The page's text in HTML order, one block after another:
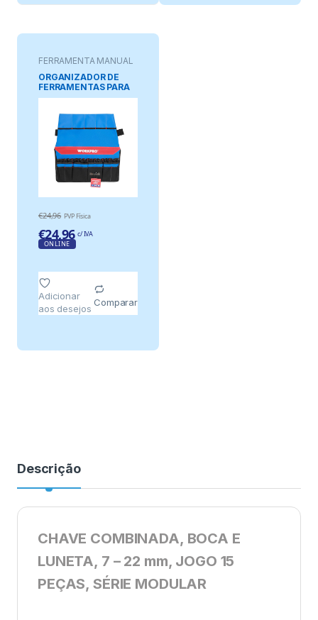
FERRAMENTA MANUAL
ORGANIZADOR DE
FERRAMENTAS PARA
BALDE DE 19 l/ APROX.
€24,96 PVP Física
€24,96 c/ IVA
ONLINE
Adicionar
aos desejos
Comparar
Descrição
CHAVE COMBINADA, BOCA E
LUNETA, 7 – 22 mm, JOGO 15
PEÇAS, SÉRIE MODULAR